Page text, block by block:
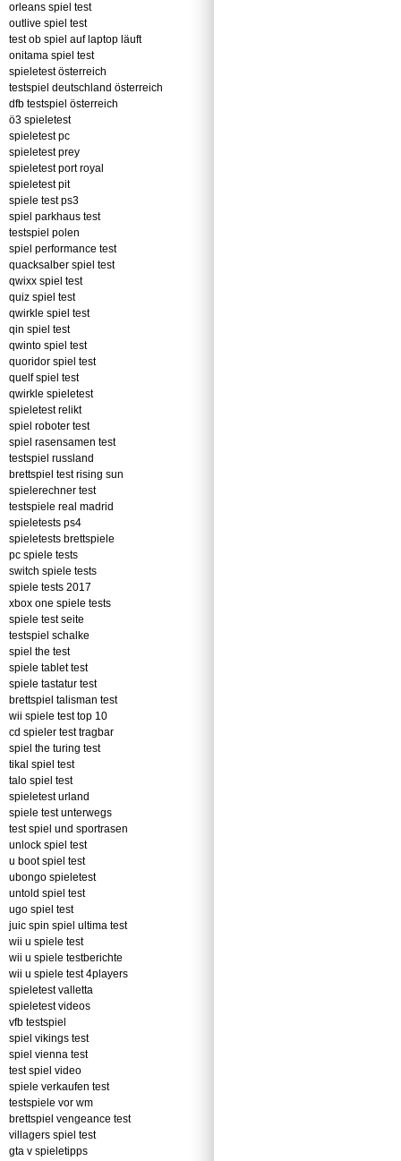
orleans spiel test
outlive spiel test
test ob spiel auf laptop läuft
onitama spiel test
spieletest österreich
testspiel deutschland österreich
dfb testspiel österreich
ö3 spieletest
spieletest pc
spieletest prey
spieletest port royal
spieletest pit
spiele test ps3
spiel parkhaus test
testspiel polen
spiel performance test
quacksalber spiel test
qwixx spiel test
quiz spiel test
qwirkle spiel test
qin spiel test
qwinto spiel test
quoridor spiel test
quelf spiel test
qwirkle spieletest
spieletest relikt
spiel roboter test
spiel rasensamen test
testspiel russland
brettspiel test rising sun
spielerechner test
testspiele real madrid
spieletests ps4
spieletests brettspiele
pc spiele tests
switch spiele tests
spiele tests 2017
xbox one spiele tests
spiele test seite
testspiel schalke
spiel the test
spiele tablet test
spiele tastatur test
brettspiel talisman test
wii spiele test top 10
cd spieler test tragbar
spiel the turing test
tikal spiel test
talo spiel test
spieletest urland
spiele test unterwegs
test spiel und sportrasen
unlock spiel test
u boot spiel test
ubongo spieletest
untold spiel test
ugo spiel test
juic spin spiel ultima test
wii u spiele test
wii u spiele testberichte
wii u spiele test 4players
spieletest valletta
spieletest videos
vfb testspiel
spiel vikings test
spiel vienna test
test spiel video
spiele verkaufen test
testspiele vor wm
brettspiel vengeance test
villagers spiel test
gta v spieletipps